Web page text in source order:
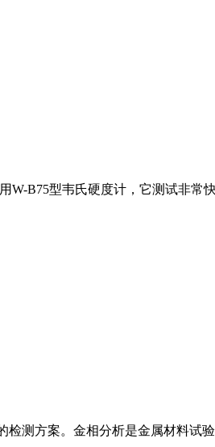
W-B75型韦氏硬度计，它测试非常
测方案。 金相分析是金属材料试